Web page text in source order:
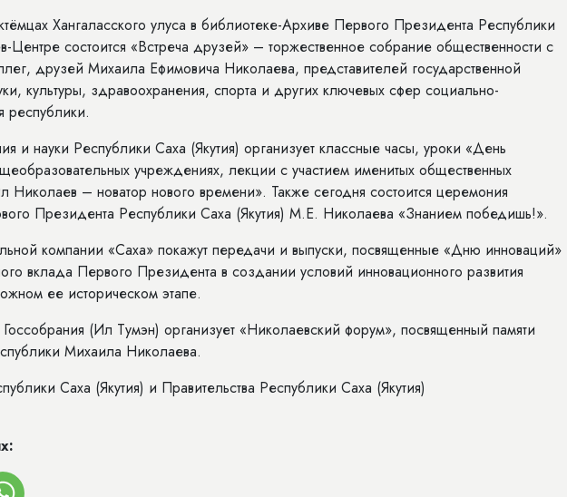
Хангаласского улуса в библиотеке-Архиве Первого Президента Республики
Центре состоится «Встреча друзей» – торжественное собрание общественности с
друзей Михаила Ефимовича Николаева, представителей государственной
культуры, здравоохранения, спорта и других ключевых сфер социально-
республики.
и науки Республики Саха (Якутия) организует классные часы, уроки «День
учреждениях, лекции с участием именитых общественных
Николаев – новатор нового времени». Также сегодня состоится церемония
Президента Республики Саха (Якутия) М.Е. Николаева «Знанием победишь!».
компании «Саха» покажут передачи и выпуски, посвященные «Дню инноваций»
вклада Первого Президента в создании условий инновационного развития
ее историческом этапе.
(Ил Тумэн) организует «Николаевский форум», посвященный памяти
Михаила Николаева.
Саха (Якутия) и Правительства Республики Саха (Якутия)